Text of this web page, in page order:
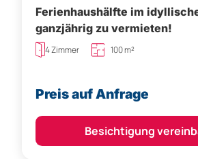
Ferienhaushälfte im
ganzjährig zu vermieten!
4 Zimmer 100 m²
Preis auf Anfrage
Besichtigung